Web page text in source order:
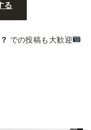
る
での投稿も大歓迎